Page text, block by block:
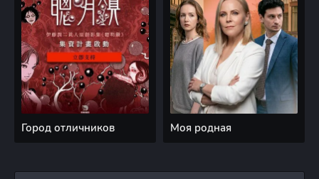
Город отличников Моя родная